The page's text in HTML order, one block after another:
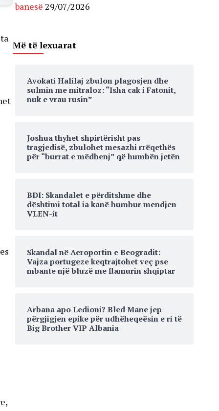
banesë 29/07/2026
Më të lexuarat
Avokati Halilaj zbulon plagosjen dhe
sulmin me mitraloz: “Isha cak i Fatonit,
nuk e vrau rusin”
Joshua thyhet shpirtërisht pas
tragjedisë, zbulohet mesazhi rrëqethës
për “burrat e mëdhenj” që humbën jetën
BDI: Skandalet e përditshme dhe
dështimi total ia kanë humbur mendjen
VLEN-it
Skandal në Aeroportin e Beogradit:
Vajza portugeze keqtrajtohet veç pse
mbante një bluzë me flamurin shqiptar
Arbana apo Ledioni? Bled Mane jep
përgjigjen epike për udhëheqeësin e ri të
Big Brother VIP Albania